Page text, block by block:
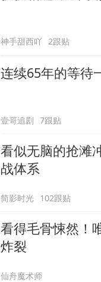
神手甜西吖 2跟贴
连续65年的等待
壹哥追剧 7跟贴
看似无脑的抢滩
战体系
简影时光 102跟贴
看得毛骨悚然！
炸裂
仙舟魔术师